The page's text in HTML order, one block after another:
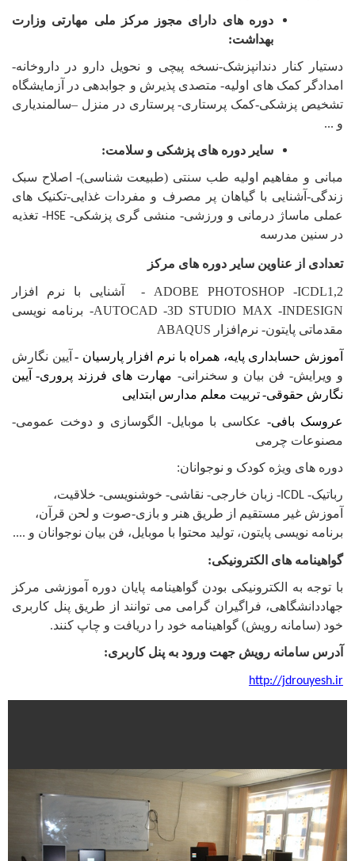
دوره های دارای مجوز مرکز ملی مهارتی وزارت
بهداشت:
دستیار کنار دندانپزشک-نسخه پیچی و نحویل دارو در داروخانه-
امدادگر کمک های اولیه- متصدی پذیرش و جوابدهی در آزمایشگاه
تشخیص پزشکی-کمک پرستاری- پرستاری در منزل –سالمندیاری
و ...
سایر دوره های پزشکی و سلامت:
مبانی و مفاهیم اولیه طب سنتی (طبیعت شناسی)- اصلاح سبک
زندگی-آشنایی با گیاهان پر مصرف و مفردات غذایی-تکنیک های
عملی ماساژ درمانی و ورزشی- منشی گری پزشکی- HSE- تغذیه
در سنین مدرسه
تعدادی از عناوین سایر دوره های مرکز
ICDL1,2
-
ADOBE PHOTOSHOP - آشنایی با نرم افزار
INDESIGN
-
3D STUDIO MAX
-
AUTOCAD- برنامه نویسی
مقدماتی پایتون- نرم‌افزار ABAQUS
آموزش حسابداری پایه، همراه با نرم افزار پارسیان - آیین نگارش
و ویرایش- فن بیان و سخنرانی- مهارت های فرزند پروری- آیین
نگارش حقوقی-تربیت معلم مدارس ابتدایی
عروسک بافی- عکاسی با موبایل- الگوسازی و دوخت عمومی-
مصنوعات چرمی
دوره های ویژه کودک و نوجوانان:
رباتیک- ICDL - زبان خارجی- نقاشی- خوشنویسی- خلاقیت،
آموزش غیر مستقیم از طریق هنر و بازی-صوت و لحن قرآن،
برنامه نویسی پایتون، تولید محتوا با موبایل، فن بیان نوجوانان و ....
گواهینامه های الکترونیکی:
با توجه به الکترونیکی بودن گواهینامه پایان دوره آموزشی مرکز
جهاددانشگاهی، فراگیران گرامی می توانند از طریق پنل کاربری
خود (سامانه رویش) گواهینامه خود را دریافت و چاپ کنند.
آدرس سامانه رویش جهت ورود به پنل کاربری:
http://jdrouyesh.ir